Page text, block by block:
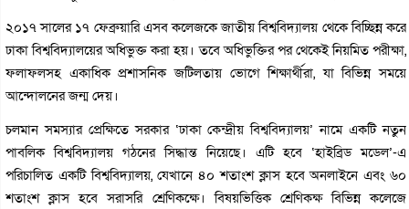
২০১৭ সালের ১৭ ফেব্রুয়ারি এসব কলেজকে জাতীয় বিশ্ববিদ্যালয় থেকে বিচ্ছিন্ন করে
ঢাকা বিশ্ববিদ্যালয়ের অধিভুক্ত করা হয়। তবে অধিভুক্তির পর থেকেই নিয়মিত পরীক্ষা,
ফলাফলসহ একাধিক প্রশাসনিক জটিলতায় ভোগে শিক্ষার্থীরা, যা বিভিন্ন সময়ে
আন্দোলনের জন্ম দেয়।
চলমান সমস্যার প্রেক্ষিতে সরকার ‘ঢাকা কেন্দ্রীয় বিশ্ববিদ্যালয়’ নামে একটি নতুন
পাবলিক বিশ্ববিদ্যালয় গঠনের সিদ্ধান্ত নিয়েছে। এটি হবে ‘হাইব্রিড মডেল’-এ
পরিচালিত একটি বিশ্ববিদ্যালয়, যেখানে ৪০ শতাংশ ক্লাস হবে অনলাইনে এবং ৬০
শতাংশ ক্লাস হবে সরাসরি শ্রেণিকক্ষে। বিষয়ভিত্তিক শ্রেণিকক্ষ বিভিন্ন কলেজে